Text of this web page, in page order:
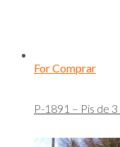
For Comprar
P-1891 – Pis de